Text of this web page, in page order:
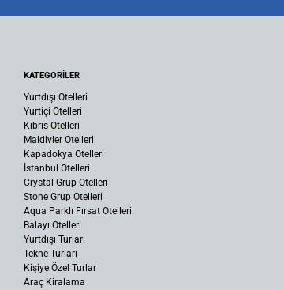
KATEGORİLER
Yurtdışı Otelleri
Yurtiçi Otelleri
Kıbrıs Otelleri
Maldivler Otelleri
Kapadokya Otelleri
İstanbul Otelleri
Crystal Grup Otelleri
Stone Grup Otelleri
Aqua Parklı Fırsat Otelleri
Balayı Otelleri
Yurtdışı Turları
Tekne Turları
Kişiye Özel Turlar
Araç Kiralama